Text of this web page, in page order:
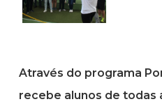
Através do programa
recebe alunos de todas